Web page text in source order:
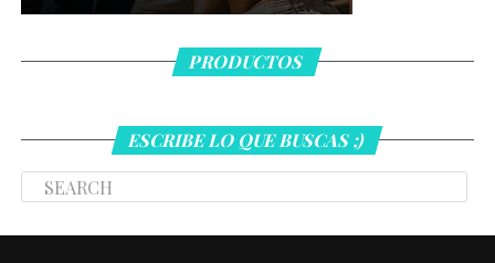
PRODUCTOS
ESCRIBE LO QUE BUSCAS ;)